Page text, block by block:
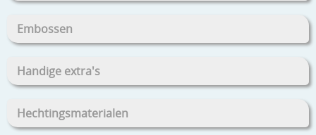
Embossen
Handige extra's
Hechtingsmaterialen